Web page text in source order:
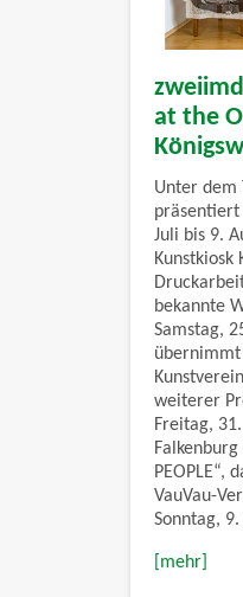
at the
Unter dem
präsentiert
Juli bis 9.
Kunstkiosk
bekannte
Samstag,
übernimmt
weiterer
Freitag,
Falkenburg
PEOPLE“,
VauVau-
Sonntag,
[mehr]